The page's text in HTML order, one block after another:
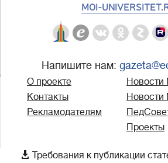
MOI-
Напишите нам:
О проекте
Контакты
Рекламодателям
Проекты
 Требования к публикации